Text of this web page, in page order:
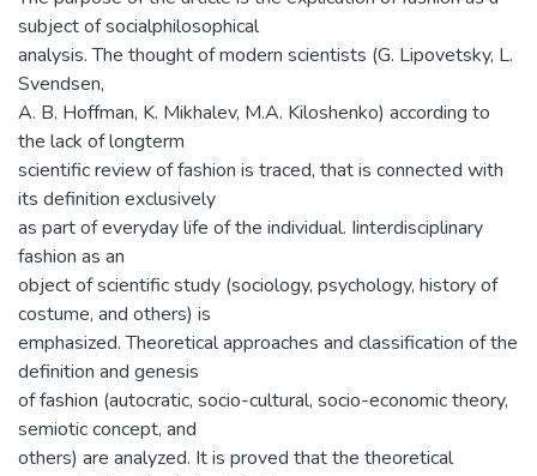
subject of socialphilosophical
analysis. The thought of modern scientists (G. Lipovetsky, L.
Svendsen,
A. B. Hoffman, K. Mikhalev, M.A. Kiloshenko) according to
the lack of longterm
scientific review of fashion is traced, that is connected with
its definition exclusively
as part of everyday life of the individual. Iinterdisciplinary
fashion as an
object of scientific study (sociology, psychology, history of
costume, and others) is
emphasized. Theoretical approaches and classification of the
definition and genesis
of fashion (autocratic, socio-cultural, socio-economic theory,
semiotic concept, and
others) are analyzed. It is proved that the theoretical